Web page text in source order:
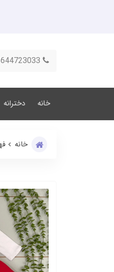
- 09126952780
خانه دخترانه
خانه